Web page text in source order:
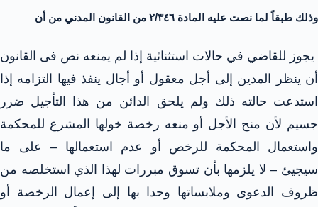
وذلك طبقاً لما نصت عليه المادة ٢/٣٤٦ من القانون المدني من أن
يجوز للقاضي في حالات استثنائية إذا لم يمنعه نص فى القانون
أن ينظر المدين إلى أجل معقول أو أجال ينفذ فيها التزامه إذا
استدعت حالته ذلك ولم يلحق الدائن من هذا التأجيل ضرر
جسيم لأن منح الأجل أو منعه رخصة خولها المشرع للمحكمة
واستعمال المحكمة للرخص أو عدم استعمالها – على ما
سيجيئ – لا يلزمها بأن تسوق مبررات لهذا الذي استخلصه من
ظروف الدعوى وملابساتها وحدا بها إلى إعمال الرخصة أو